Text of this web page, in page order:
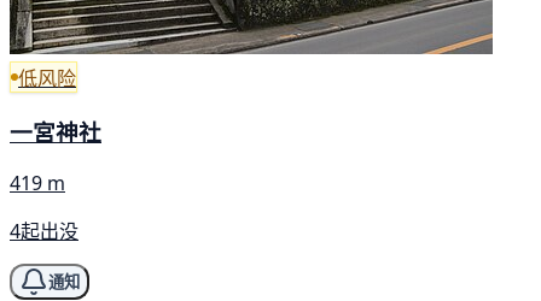
低风险
一宮神社
419 m
4起出没
通知